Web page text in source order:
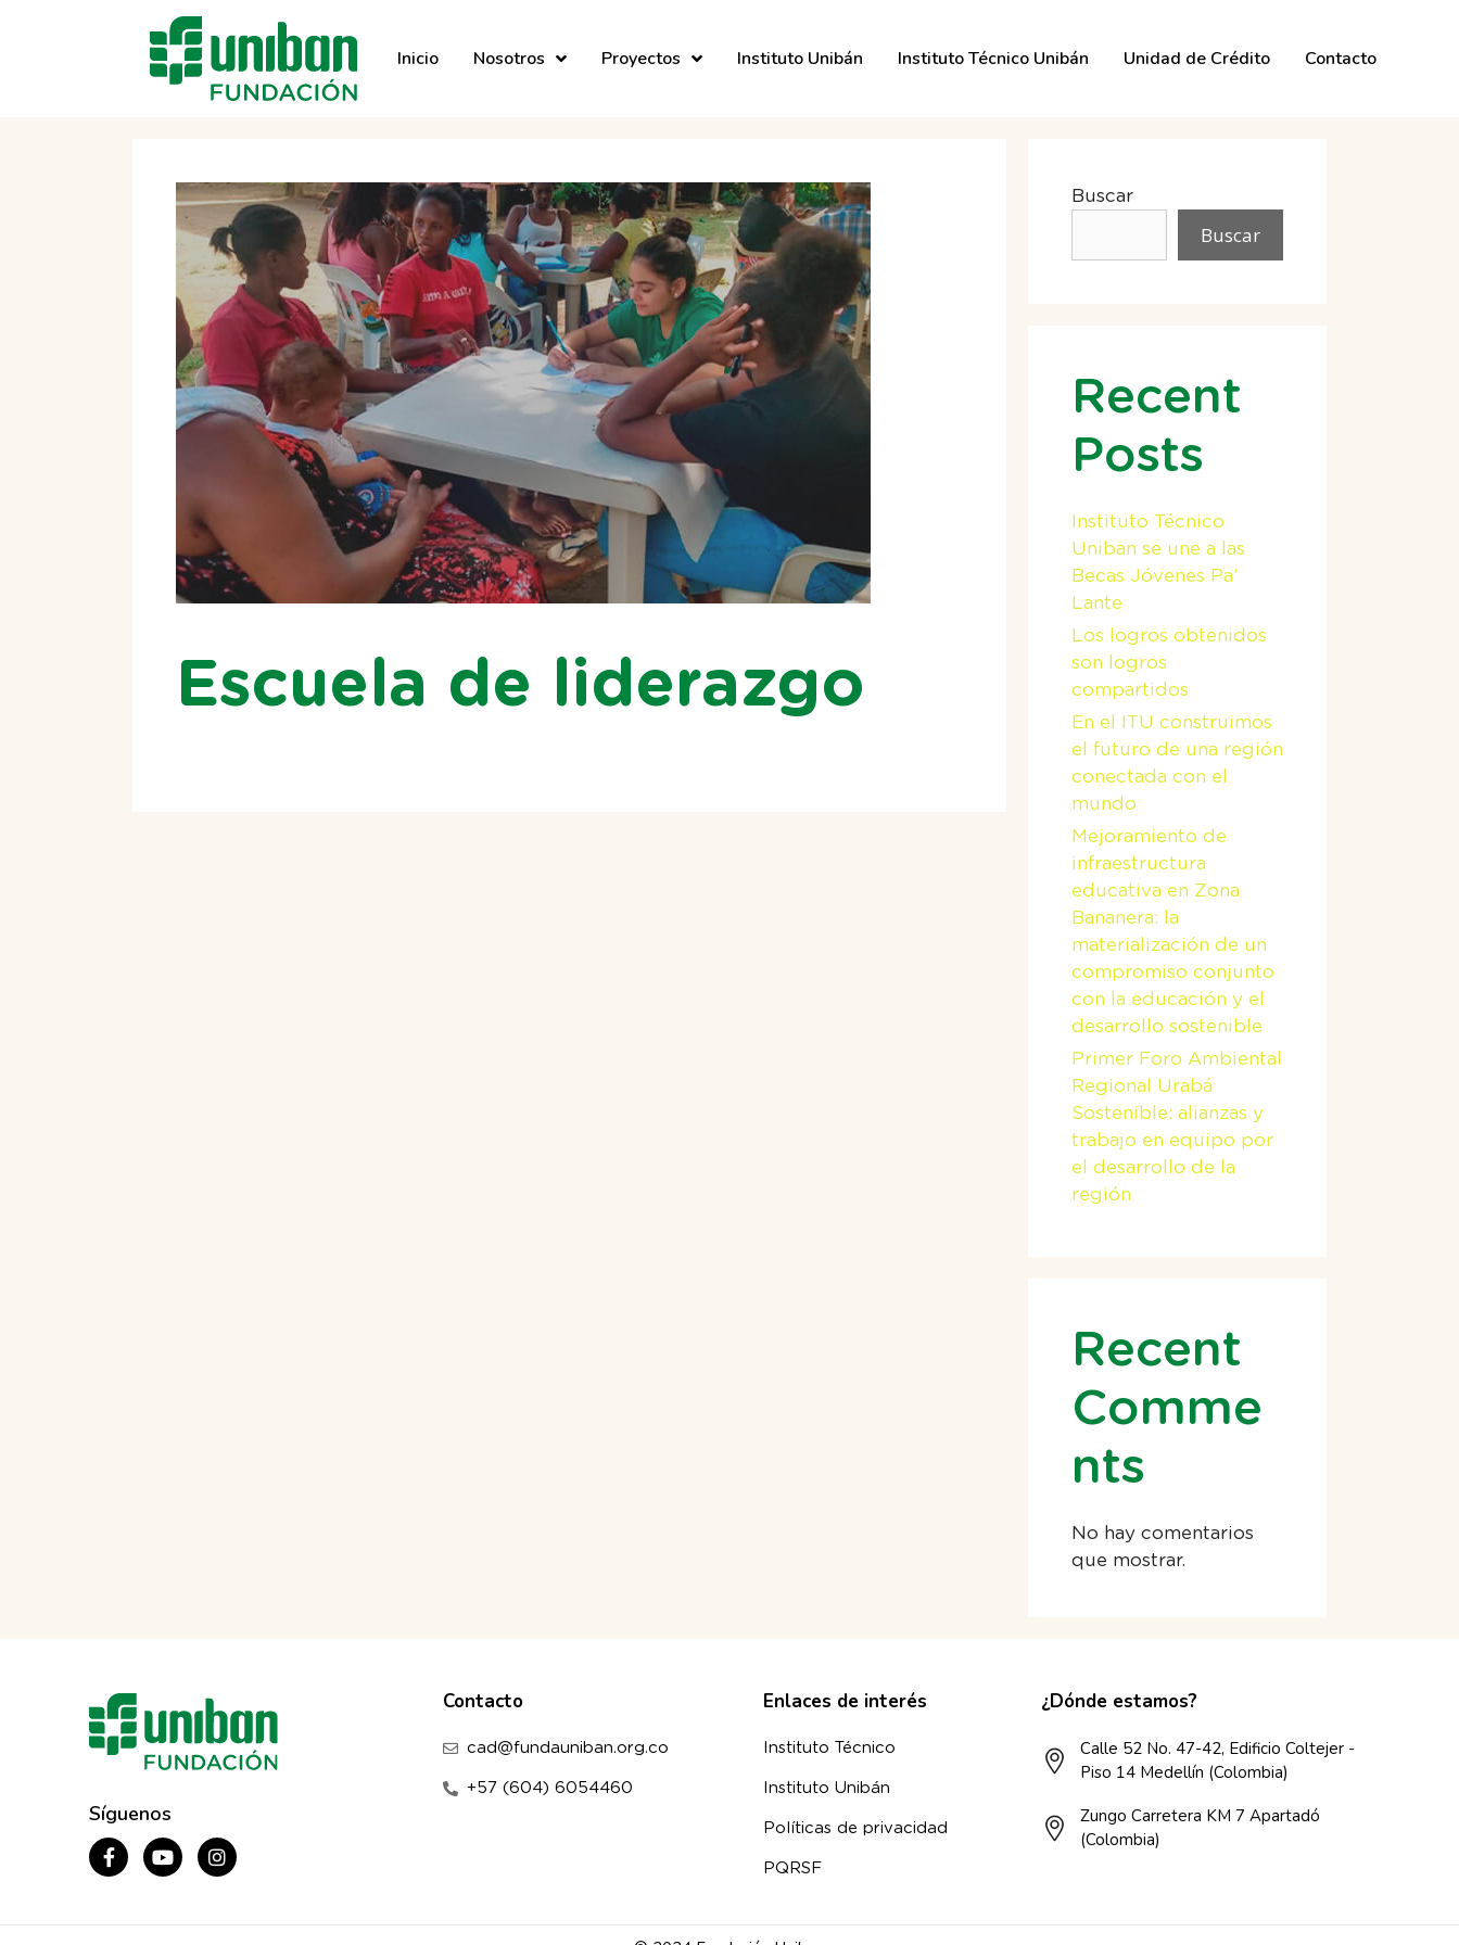
Inicio Nosotros Proyectos Instituto Unibán Instituto Técnico Unibán Unidad de Crédito Contacto
Escuela de liderazgo
Buscar
Buscar
Recent
Posts
Instituto Técnico
Uniban se une a las
Becas Jóvenes Pa’
Lante
Los logros obtenidos
son logros
compartidos
En el ITU construimos
el futuro de una región
conectada con el
mundo
Mejoramiento de
infraestructura
educativa en Zona
Bananera: la
materialización de un
compromiso conjunto
con la educación y el
desarrollo sostenible
Primer Foro Ambiental
Regional Urabá
Sostenible: alianzas y
trabajo en equipo por
el desarrollo de la
región
Recent
Comme
nts
No hay comentarios
que mostrar.
Síguenos
Contacto
cad@fundauniban.org.co
+57 (604) 6054460
Enlaces de interés
Instituto Técnico
Instituto Unibán
Políticas de privacidad
PQRSF
¿Dónde estamos?
Calle 52 No. 47-42, Edificio Coltejer -
Piso 14 Medellín (Colombia)
Zungo Carretera KM 7 Apartadó
(Colombia)